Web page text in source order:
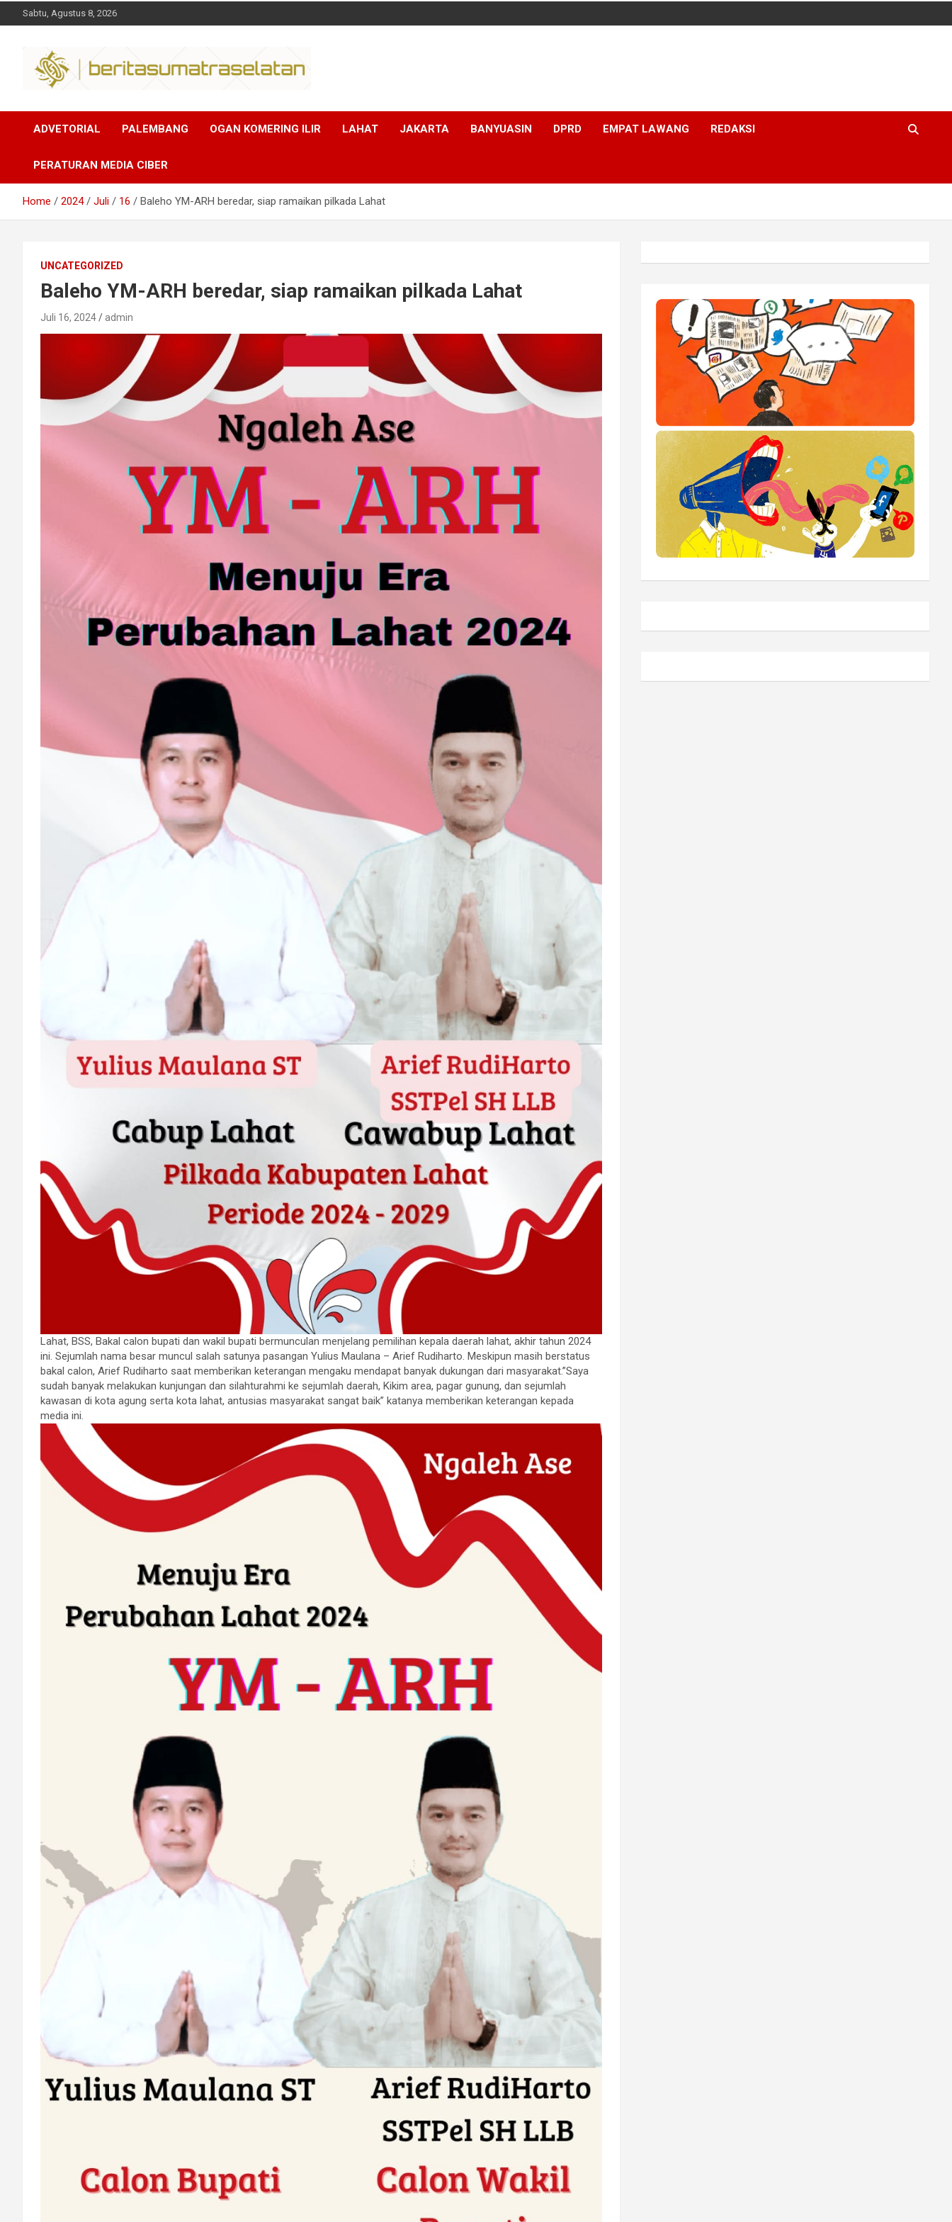
Sabtu, Agustus 8, 2026
Sumsel
ADVETORIAL PALEMBANG OGAN KOMERING ILIR LAHAT JAKARTA BANYUASIN DPRD EMPAT LAWANG REDAKSI
PERATURAN MEDIA CIBER
Home 2024 Juli 16 Baleho YM-ARH beredar, siap ramaikan pilkada Lahat
UNCATEGORIZED
Baleho YM-ARH beredar, siap ramaikan pilkada Lahat
Juli 16, 2024 admin
Lahat, BSS, Bakal calon bupati dan wakil bupati bermunculan menjelang pemilihan kepala daerah lahat, akhir tahun 2024
ini. Sejumlah nama besar muncul salah satunya pasangan Yulius Maulana – Arief Rudiharto. Meskipun masih berstatus
bakal calon, Arief Rudiharto saat memberikan keterangan mengaku mendapat banyak dukungan dari masyarakat.”Saya
sudah banyak melakukan kunjungan dan silahturahmi ke sejumlah daerah, Kikim area, pagar gunung, dan sejumlah
kawasan di kota agung serta kota lahat, antusias masyarakat sangat baik” katanya memberikan keterangan kepada
media ini.